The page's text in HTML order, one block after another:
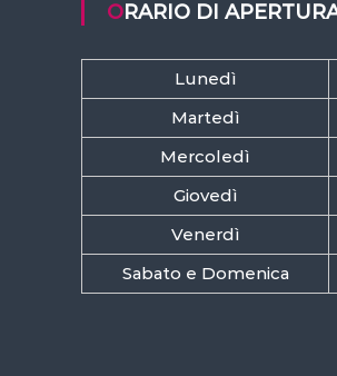
ORARIO DI
Lunedì
Martedì
Mercoledì
Giovedì
Venerdì
Sabato e Domenica